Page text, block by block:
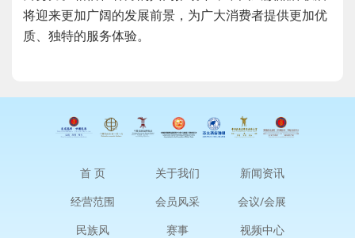
将迎来更加广阔的发展前景，为广大消费者提供更加优
质、独特的服务体验。
首 页 关于我们
新闻资讯
经营范围
会员风采
会议/会展
民族风
赛事 视频中心